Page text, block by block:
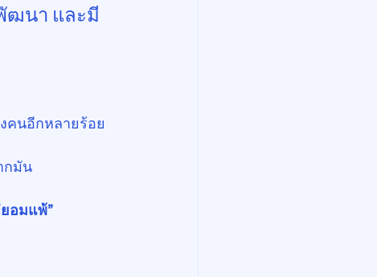
ฒนา และมี
คนอีกหลายร้อย
กมัน
อมแพ้”